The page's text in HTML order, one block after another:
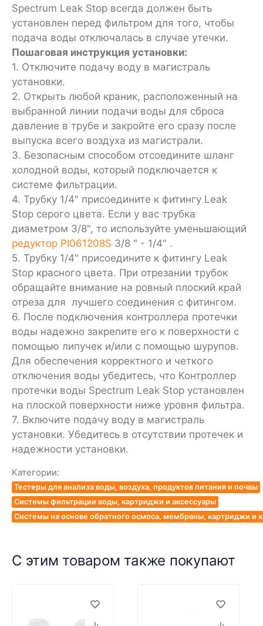
Spectrum Leak Stop всегда должен быть
установлен перед фильтром для того, чтобы
подача воды отключалась в случае утечки.
Пошаговая инструкция установки:
1. Отключите подачу воду в магистраль
установки.
2. Открыть любой краник, расположенный на
выбранной линии подачи воды для сброса
давление в трубе и закройте его сразу после
выпуска всего воздуха из магистрали.
3. Безопасным способом отсоедините шланг
холодной воды, который подключается к
системе фильтрации.
4. Трубку 1/4" присоедините к фитингу Leak
Stop серого цвета. Если у вас трубка
диаметром 3/8", то используйте уменьшающий
редуктор PI061208S 3/8 " - 1/4" .
5. Трубку 1/4" присоедините к фитингу Leak
Stop красного цвета. При отрезании трубок
обращайте внимание на ровный плоский край
отреза для лучшего соединения с фитингом.
6. После подключения контроллера протечки
воды надежно закрепите его к поверхности с
помощью липучек и/или с помощью шурупов.
Для обеспечения корректного и четкого
отключения воды убедитесь, что Контроллер
протечки воды Spectrum Leak Stop установлен
на плоской поверхности ниже уровня фильтра.
7. Включите подачу воду в магистраль
установки. Убедитесь в отсутствии протечек и
надежности установки.
Категории:
Тестеры для анализа воды, воздуха, продуктов питания и почвы
Системы фильтрации воды, картриджи и аксессуары
Системы на основе обратного осмоса, мембраны, картриджи и
С этим товаром также покупают